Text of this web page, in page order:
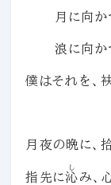
月に向か
浪に向か
僕はそれを、
月夜の晩に、
指先に沁
し
み、